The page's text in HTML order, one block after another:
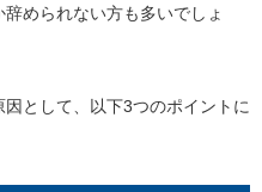
められない方も多いでしょ
として、以下3つのポイントに